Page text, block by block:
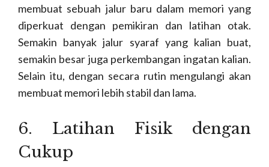
membuat sebuah jalur baru dalam memori yang
diperkuat dengan pemikiran dan latihan otak.
Semakin banyak jalur syaraf yang kalian buat,
semakin besar juga perkembangan ingatan kalian.
Selain itu, dengan secara rutin mengulangi akan
membuat memori lebih stabil dan lama.
6. Latihan Fisik dengan
Cukup